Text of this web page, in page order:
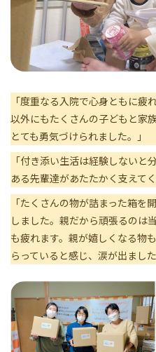
「度重なる入院で心身ともに
以外にもたくさんの子どもと家
とても勇気づけられました。」
「付き添い生活は経験しないと
ある先輩達があたたかく支えて
「たくさんの物が詰まった箱を
しました。親だから頑張るのは
も疲れます。親が嬉しくなる物
らっていると感じ、涙が出ました